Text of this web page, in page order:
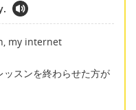
my internet
スンを終わらせた方が